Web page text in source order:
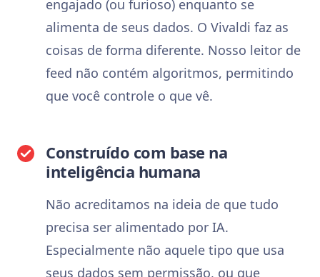
engajado (ou furioso) enquanto se
alimenta de seus dados. O Vivaldi faz as
coisas de forma diferente. Nosso leitor de
feed não contém algoritmos, permitindo
que você controle o que vê.
Construído com base na
inteligência humana
Não acreditamos na ideia de que tudo
precisa ser alimentado por IA.
Especialmente não aquele tipo que usa
seus dados sem permissão, ou que